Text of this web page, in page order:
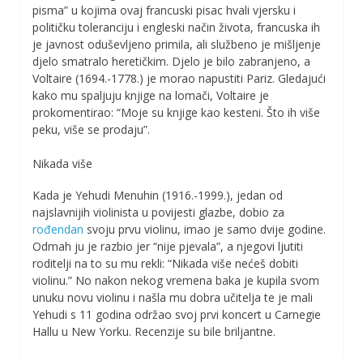
pisma” u kojima ovaj francuski pisac hvali vjersku i
političku toleranciju i engleski način života, francuska ih
je javnost oduševljeno primila, ali službeno je mišljenje
djelo smatralo heretičkim. Djelo je bilo zabranjeno, a
Voltaire (1694.-1778.) je morao napustiti Pariz. Gledajući
kako mu spaljuju knjige na lomači, Voltaire je
prokomentirao: “Moje su knjige kao kesteni. Što ih više
peku, više se prodaju”.
Nikada više
Kada je Yehudi Menuhin (1916.-1999.), jedan od
najslavnijih violinista u povijesti glazbe, dobio za
rođendan svoju prvu violinu, imao je samo dvije godine.
Odmah ju je razbio jer “nije pjevala”, a njegovi ljutiti
roditelji na to su mu rekli: “Nikada više nećeš dobiti
violinu.” No nakon nekog vremena baka je kupila svom
unuku novu violinu i našla mu dobra učitelja te je mali
Yehudi s 11 godina održao svoj prvi koncert u Carnegie
Hallu u New Yorku. Recenzije su bile briljantne.